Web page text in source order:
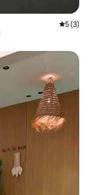
5 (3)